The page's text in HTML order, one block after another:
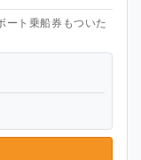
ート乗船券もついた